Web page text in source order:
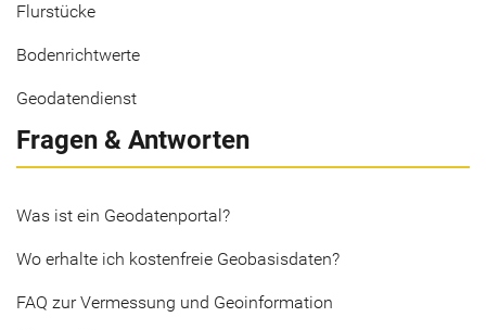
Flurstücke
Bodenrichtwerte
Geodatendienst
Fragen & Antworten
Was ist ein Geodatenportal?
Wo erhalte ich kostenfreie Geobasisdaten?
FAQ zur Vermessung und Geoinformation